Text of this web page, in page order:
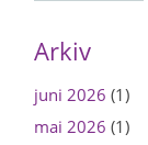
Arkiv
juni 2026 (1)
mai 2026 (1)